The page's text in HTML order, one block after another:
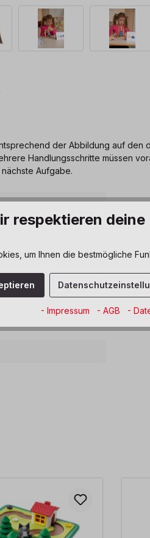
der Abbildung auf
Handlungsschritte müssen
Aufgabe.
respektieren
um Ihnen die bestmögliche
- Impressum - AGB -